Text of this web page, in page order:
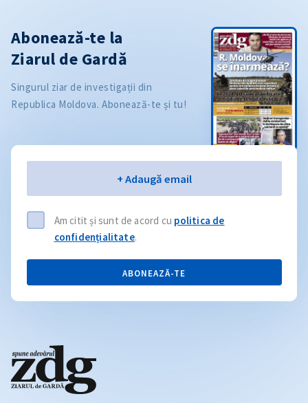
Abonează-te la
Ziarul de Gardă
Singurul ziar de investigații din
Republica Moldova. Abonează-te și tu!
+ Adaugă email
Am citit și sunt de acord cu politica de
confidențialitate.
ABONEAZĂ-TE